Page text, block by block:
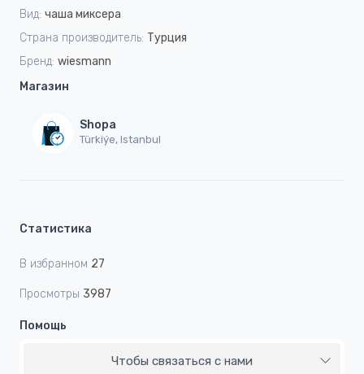
Вид: чаша миксера
Страна производитель: Турция
Бренд: wiesmann
Магазин
Shopa
Türkiýe, Istanbul
Статистика
В избранном 27
Просмотры 3987
Помощь
Чтобы связаться с нами